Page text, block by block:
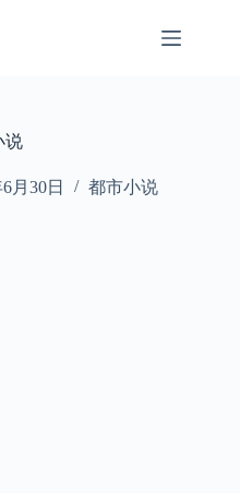
说
月30日 都市小说